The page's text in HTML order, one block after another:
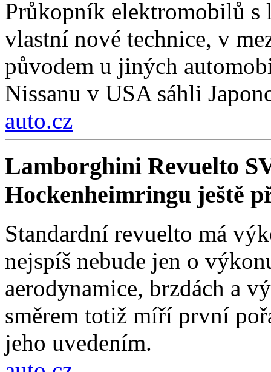
Průkopník elektromobilů s
vlastní nové technice, v
původem u jiných
Nissanu v USA sáhli
auto.cz
Lamborghini Revuelto
Hockenheimringu ještě
Standardní revuelto má
nejspíš nebude jen o
aerodynamice, brzdách a
směrem totiž míří první
jeho uvedením.